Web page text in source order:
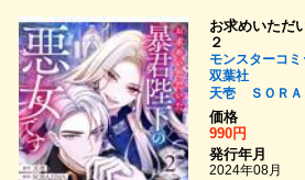
お求めいただ
２
モンスターコ
双葉社
天壱
ＳＯＲ
価格
990円
発行年月
2024年08月